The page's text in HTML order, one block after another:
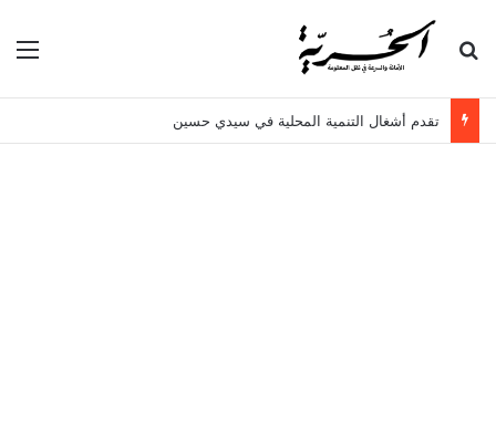
بحث عن
تقدم أشغال التنمية المحلية في سيدي حسين